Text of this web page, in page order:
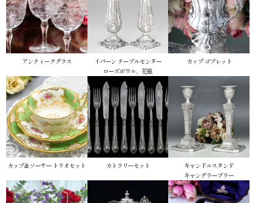
アンティークグラス イパーン テーブルセンター
ローズボウル、花瓶
カップゴブレット
カップ＆ソーサー トリオセット カトラリーセット
キャンドルスタンド
キャンデラーブラー